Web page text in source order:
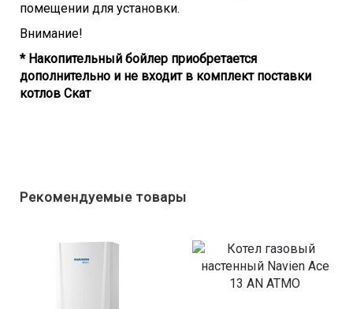
помещении для установки.
Внимание!
* Накопительный бойлер приобретается
дополнительно и не входит в комплект поставки
котлов Скат
Рекомендуемые товары